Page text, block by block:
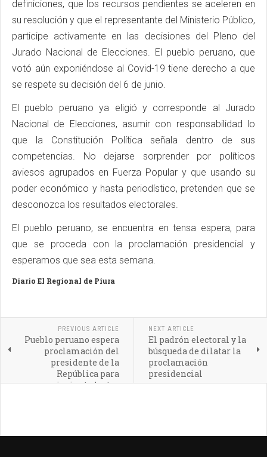
definiciones, que los recursos pendientes se aceleren en
su resolución y que el representante del Ministerio Público,
participe activamente en las decisiones del Pleno del
Jurado Nacional de Elecciones. El pueblo peruano, que
votó aún exponiéndose al Covid-19 tiene derecho a que
se respete su decisión del 6 de junio.
El pueblo peruano ya eligió y corresponde al Jurado
Nacional de Elecciones, asumir con responsabilidad lo
que la Constitución Política señala dentro de sus
competencias. No dejarse sorprender por políticos
aviesos agrupados en Fuerza Popular y que usando su
poder económico y hasta periodístico, pretenden que se
desconozca los resultados electorales.
El pueblo peruano, se encuentra en tensa espera, para
que se proceda con la proclamación presidencial y
esperamos que sea esta semana.
Diario El Regional de Piura
PREVIOUS ARTICLE
Pueblo peruano espera
proclamación del
presidente de la
República para
siguiente lustro
NEXT ARTICLE
El padrón electoral y la
búsqueda de dilatar la
proclamación
presidencial